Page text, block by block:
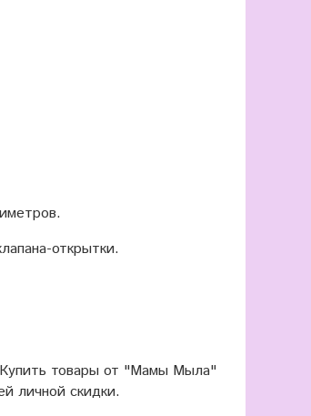
открытки.
товары от "Мамы Мыла"
личной скидки.